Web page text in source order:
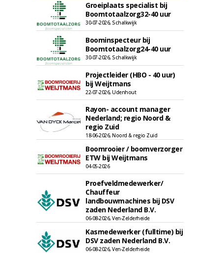
Groeiplaats specialist bij
Boomtotaalzorg32-40 uur
30-07-2026, Schalkwijk
Boominspecteur bij
Boomtotaalzorg24-40 uur
30-07-2026, Schalkwijk
Projectleider (HBO - 40 uur)
bij Weijtmans
22-07-2026, Udenhout
Rayon- account manager
Nederland; regio Noord &
regio Zuid
18-06-2026, Noord & regio Zuid
Boomrooier / boomverzorger
ETW bij Weijtmans
04-05-2026
Proefveldmedewerker/
Chauffeur
landbouwmachines bij DSV
zaden Nederland B.V.
06-08-2026, Ven-Zelderheide
Kasmedewerker (fulltime) bij
DSV zaden Nederland B.V.
06-08-2026, Ven-Zelderheide